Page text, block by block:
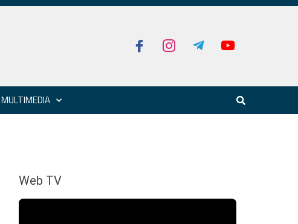
MULTIMEDIA
Web TV